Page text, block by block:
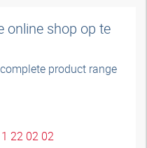
online shop op te
product range
22 02 02